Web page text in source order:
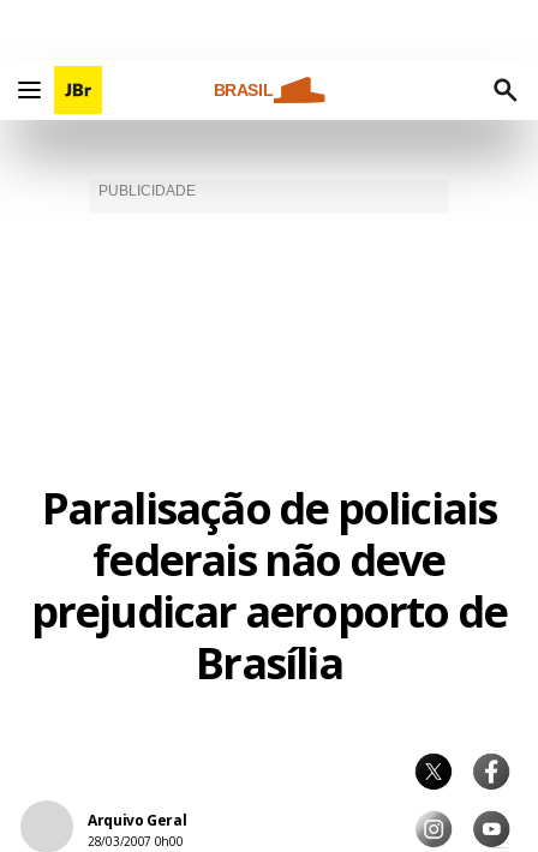
BRASIL
Paralisação de policiais
federais não deve
prejudicar aeroporto de
Brasília
Arquivo Geral
28/03/2007 0h00